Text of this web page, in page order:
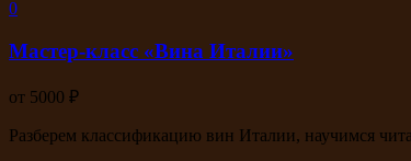
0
Мастер-класс «Вина Италии»
от 5000 ₽
Разберем классификацию вин Италии, научимся